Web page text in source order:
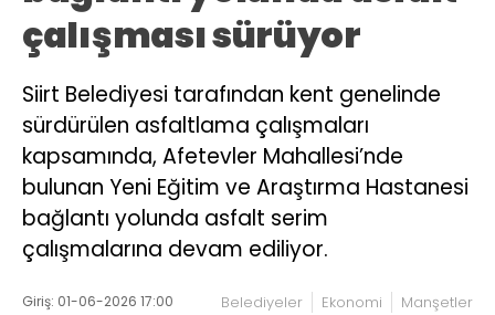
çalışması sürüyor
Siirt Belediyesi tarafından kent genelinde
sürdürülen asfaltlama çalışmaları
kapsamında, Afetevler Mahallesi’nde
bulunan Yeni Eğitim ve Araştırma Hastanesi
bağlantı yolunda asfalt serim
çalışmalarına devam ediliyor.
Giriş: 01-06-2026 17:00 Belediyeler Ekonomi Manşetler